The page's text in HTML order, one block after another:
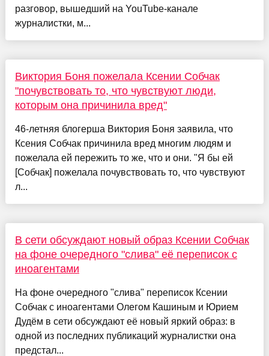
разговор, вышедший на YouTube-канале
журналистки, м...
Виктория Боня пожелала Ксении Собчак
"почувствовать то, что чувствуют люди,
которым она причинила вред"
46-летняя блогерша Виктория Боня заявила, что
Ксения Собчак причинила вред многим людям и
пожелала ей пережить то же, что и они. "Я бы ей
[Собчак] пожелала почувствовать то, что чувствуют
л...
В сети обсуждают новый образ Ксении Собчак
на фоне очередного "слива" её переписок с
иноагентами
На фоне очередного "слива" переписок Ксении
Собчак с иноагентами Олегом Кашиным и Юрием
Дудём в сети обсуждают её новый яркий образ: в
одной из последних публикаций журналистки она
предстал...